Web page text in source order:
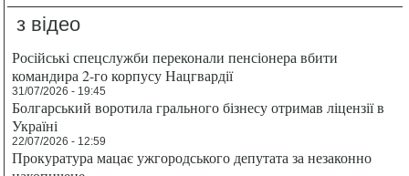
з відео
Російські спецслужби переконали пенсіонера вбити
командира 2-го корпусу Нацгвардії
31/07/2026 - 19:45
Болгарський воротила грального бізнесу отримав ліцензії в
Україні
22/07/2026 - 12:59
Прокуратура мацає ужгородського депутата за незаконно